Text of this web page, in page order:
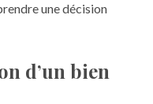
une décision
d’un bien